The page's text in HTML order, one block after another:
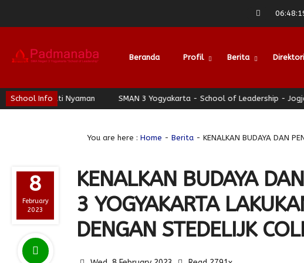
06:48:
Beranda Profil Berita Direktori
School Info
Nyaman SMAN 3 Yogyakarta - School of Leadership - Jogja Berhati
You are here : Home - Berita- KENALKAN BUDAYA DAN
8
February
2023
KENALKAN BUDAYA
3 YOGYAKARTA
DENGAN STEDELIJK